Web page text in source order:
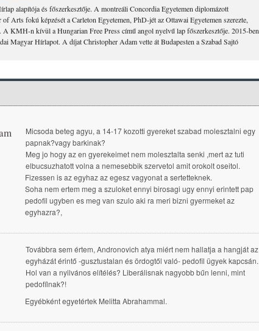
alapítója és főszerkesztője. A montreáli Concordia Egyetemen diplomázott
Arts fokú képzését a Carleton Egyetemen, PhD-jét az Ottawai Egyetemen szerezte,
A KMH-n kívül a Hungarian Free Press című angol nyelvű lap főszerkesztője. 2015-ben
Magyar Hírlapot. A díjat Christopher Adam vette át Budapesten a Szabad Sajtó
Micsoda beteg agyu, a 14-17 kozotti gyereket szabad molesztalni egy
papnak?vagy barkinak?
Meg jo hogy az en gyerekeimet nem molesztalta senki ,mert az tuti
elbucsuzhatott volna a nemesebbik szervetol amit orokolt oseitol.
Fizessen is az egyhaz az egesz vagyonat a sertetteknek.
Soha nem ertem meg a szuloket ennyi birosagi ugy ennyi erintett pap
pedofil ugyben es meg van szulo aki ra meri bizni gyermeket az
egyhazra?,
Továbbra sem értem, Andronovich atya miért nem hallatja a hangját az
egyházát érintő -gusztustalan és ördogtől való- pedofil ügyek kapcsán.
Hol van a nyilvános elítélés? Liberálisnak nagyobb bűn lenni, mint
pedofílnak?!
Egyébként egyetértek Melitta Abrahammal.